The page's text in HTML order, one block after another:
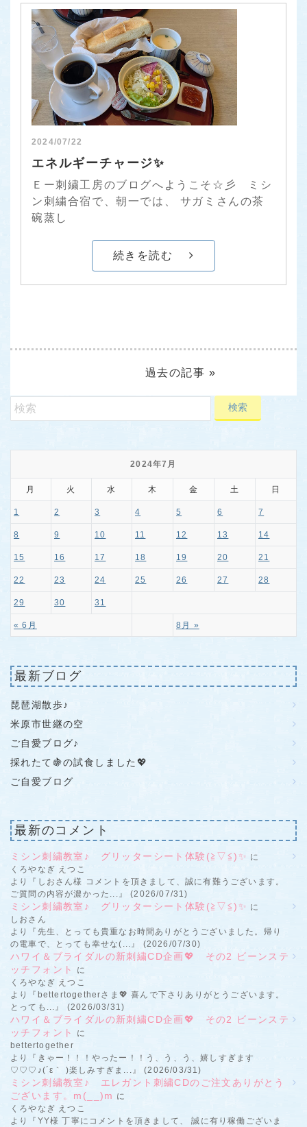
2024/07/22
エネルギーチャージ✨
Ｅー刺繍工房のブログへようこそ☆彡 ミシ
ン刺繍合宿で、朝一では、 サガミさんの茶
碗蒸し
続きを読む
過去の記事 »
2024年7月
月 火 水 木 金 土 日
« 6月 8月 »
1 2 3 4 5 6 7
8 9 10 11 12 13 14
15 16 17 18 19 20 21
22 23 24 25 26 27 28
29 30 31
最新ブログ
琵琶湖散歩♪
米原市世継の空
ご自愛ブログ♪
採れたて🍇の試食しました💖
ご自愛ブログ
最新のコメント
ミシン刺繍教室♪ グリッターシート体験(≧▽≦)✨ に
くろやなぎ えつこ
より『しおさん様 コメントを頂きまして、誠に有難うございます。
ご質問の内容が濃かった...』 (2026/07/31)
ミシン刺繍教室♪ グリッターシート体験(≧▽≦)✨ に
しおさん
より『先生、とっても貴重なお時間ありがとうございました。帰り
の電車で、とっても幸せな(...』 (2026/07/30)
ハワイ＆ブライダルの新刺繍CD企画💖 その2 ビーンステ
ッチフォント
に
くろやなぎ えつこ
より『bettertogetherさま💖 喜んで下さりありがとうございます。
とっても...』 (2026/03/31)
ハワイ＆ブライダルの新刺繍CD企画💖 その2 ビーンステ
ッチフォント
に
bettertogether
より『きゃー！！！やったー！！う、う、う、嬉しすぎます
♡♡♡♪(´ε｀ )楽しみすぎま...』 (2026/03/31)
ミシン刺繍教室♪ エレガント刺繍CDのご注文ありがとう
ございます。m(__)m に
くろやなぎ えつこ
より『YY様 丁寧にコメントを頂きまして、 誠に有り稼働ございま